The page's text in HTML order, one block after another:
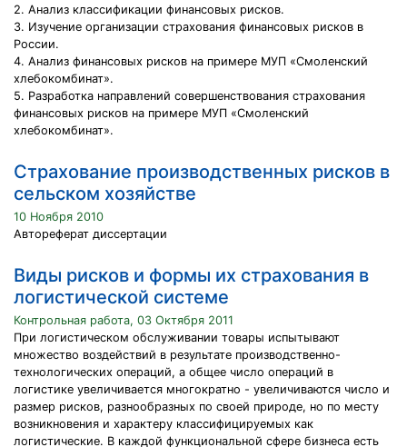
2. Анализ классификации финансовых рисков.
3. Изучение организации страхования финансовых рисков в
России.
4. Анализ финансовых рисков на примере МУП «Смоленский
хлебокомбинат».
5. Разработка направлений совершенствования страхования
финансовых рисков на примере МУП «Смоленский
хлебокомбинат».
Страхование производственных рисков в
сельском хозяйстве
10 Ноября 2010
Автореферат диссертации
Виды рисков и формы их страхования в
логистической системе
Контрольная работа, 03 Октября 2011
При логистическом обслуживании товары испытывают
множество воздействий в результате производственно-
технологических операций, а общее число операций в
логистике увеличивается многократно - увеличиваются число и
размер рисков, разнообразных по своей природе, но по месту
возникновения и характеру классифицируемых как
логистические. В каждой функциональной сфере бизнеса есть